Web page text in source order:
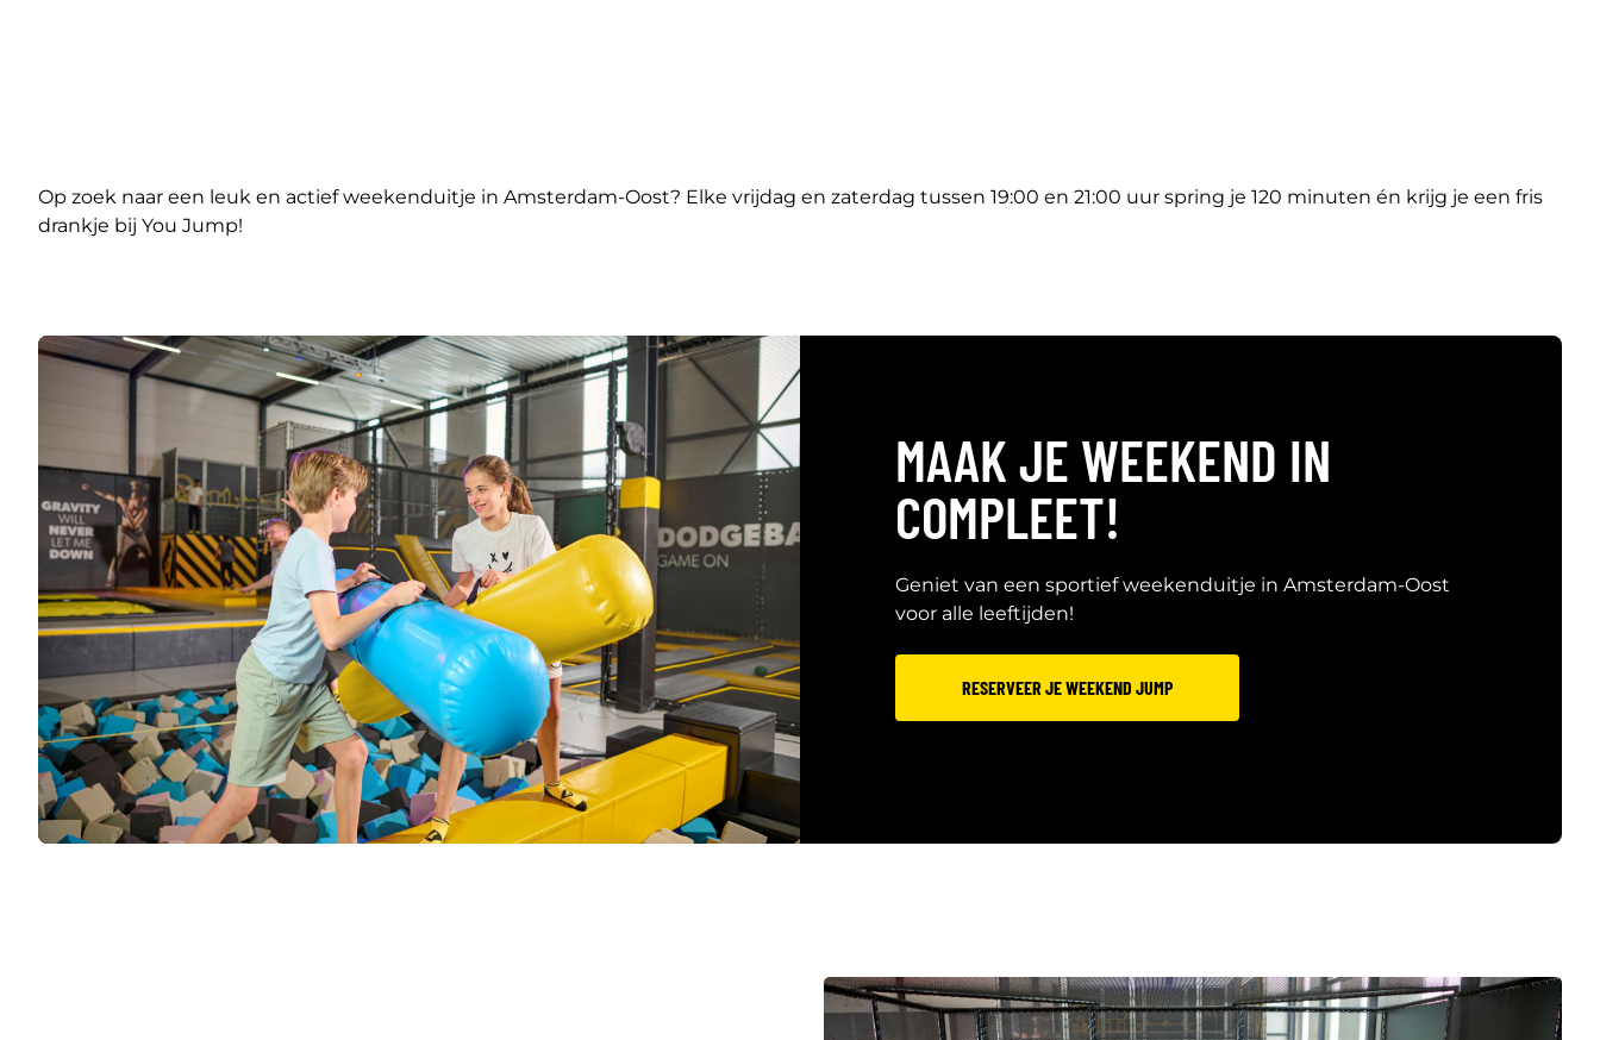
Op zoek naar een leuk en actief weekenduitje in Amsterdam-Oost? Elke vrijdag en zaterdag tussen 19:00 en 21:00 uur spring je 120 minuten én krijg je een fris
drankje bij You Jump!
MAAK JE WEEKEND IN
COMPLEET!
Geniet van een sportief weekenduitje in Amsterdam-Oost
voor alle leeftijden!
RESERVEER JE WEEKEND JUMP